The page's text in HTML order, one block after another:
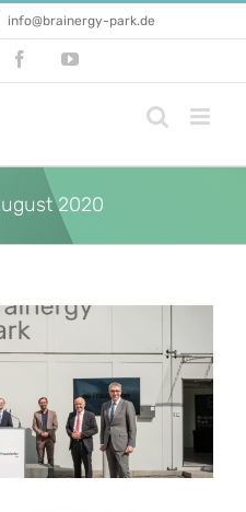
info@brainergy-park.de
FacebookYouTube
2020